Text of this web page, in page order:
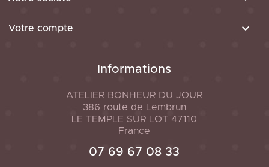
Votre compte 
Informations
ATELIER BONHEUR DU JOUR
386 route de Lembrun
LE TEMPLE SUR LOT 47110
France
07 69 67 08 33